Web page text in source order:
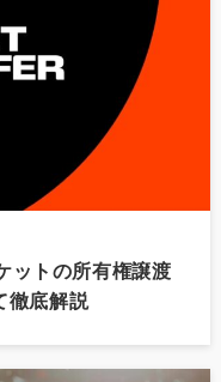
ットの所有権譲渡
徹底解説